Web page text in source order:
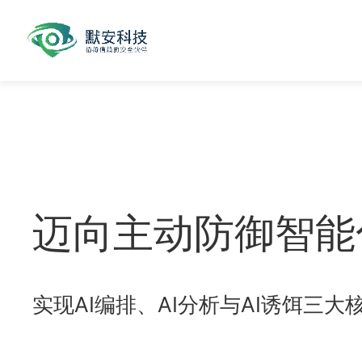
迈向主动防御智
实现AI编排、AI分析与AI诱饵三大